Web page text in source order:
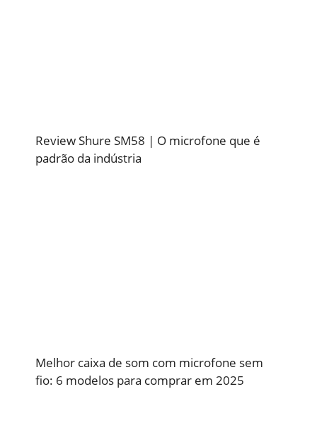
Review Shure SM58 | O microfone que é
padrão da indústria
Melhor caixa de som com microfone sem
fio: 6 modelos para comprar em 2025